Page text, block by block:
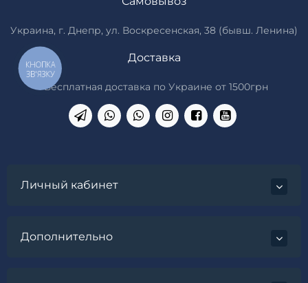
Украина, г. Днепр, ул. Воскресенская, 38 (бывш. Ленина)
Доставка
*Бесплатная доставка по Украине от 1500грн
Личный кабинет
Дополнительно
КНОПКА
ЗВ'ЯЗКУ